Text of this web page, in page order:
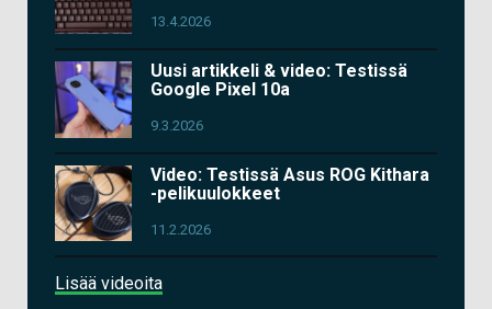
13.4.2026
Uusi artikkeli & video: Testissä
Google Pixel 10a
9.3.2026
Video: Testissä Asus ROG Kithara
-pelikuulokkeet
11.2.2026
Lisää videoita